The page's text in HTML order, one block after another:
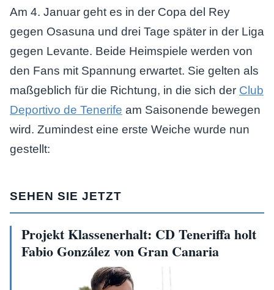
Am 4. Januar geht es in der Copa del Rey
gegen Osasuna und drei Tage später in der Liga
gegen Levante. Beide Heimspiele werden von
den Fans mit Spannung erwartet. Sie gelten als
maßgeblich für die Richtung, in die sich der Club
Deportivo de Tenerife am Saisonende bewegen
wird. Zumindest eine erste Weiche wurde nun
gestellt:
SEHEN SIE JETZT
Projekt Klassenerhalt: CD Teneriffa holt
Fabio González von Gran Canaria